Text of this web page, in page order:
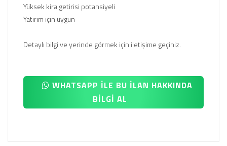
Yüksek kira getirisi potansiyeli
Yatırım için uygun
Detaylı bilgi ve yerinde görmek için iletişime geçiniz.
WHATSAPP İLE BU İLAN HAKKINDA
BİLGİ AL